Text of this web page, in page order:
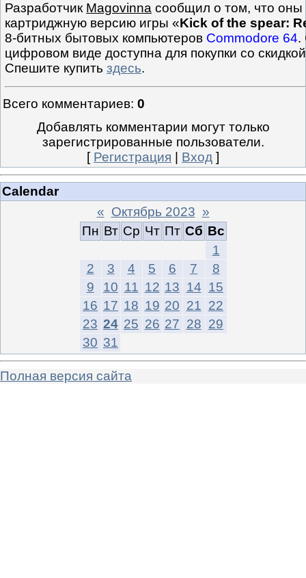
Разработчик Magovinna сообщил о том, что
картриджную версию игры «Kick of the spear:
8-битных бытовых компьютеров Commodore 64.
цифровом виде доступна для покупки со
Спешите купить здесь.
Всего комментариев: 0
Добавлять комментарии могут только
зарегистрированные пользователи.
[ Регистрация Вход ]
Calendar
« Октябрь 2023 »
Пн Вт Ср Чт Пт Сб Вс
1
2
3 4 5 6 7
8
9
10 11 12 13 14 15
16 17 18 19 20 21 22
23 24 25 26 27 28 29
30 31
Полная версия сайта